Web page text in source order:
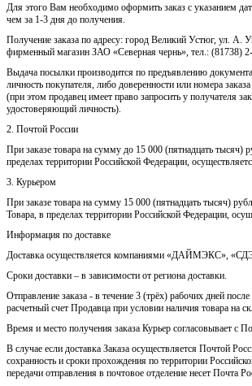
Для этого Вам необходимо оформить заказ с указанием
чем за 1-3 дня до получения.
Получение заказа по адресу: город Великий Устюг, ул. А.
фирменный магазин ЗАО «Северная чернь», тел.: (81738)
Выдача посылки производится по предъявлению
личность покупателя, либо доверенности или номера
(при этом продавец имеет право запросить у получателя
удостоверяющий личность).
2. Почтой России
При заказе товара на сумму до 15 000 (пятнадцать тысяч)
пределах территории Российской Федерации,
3. Курьером
При заказе товара на сумму 15 000 (пятнадцать тысяч)
Товара, в пределах территории Российской Федерации,
Информация по доставке
Доставка осуществляется компаниями «ДАЙМЭКС»,
Сроки доставки – в зависимости от региона доставки.
Отправление заказа - в течение 3 (трёх) рабочих дней
расчетный счет Продавца при условии наличия товара на
Время и место получения заказа Курьер согласовывает с
В случае если доставка Заказа осуществляется Почтой
сохранность и сроки прохождения по территории
передачи отправления в почтовое отделение несет Почта